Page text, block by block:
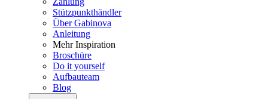
Stützpunkthändler
Über Gabinova
Anleitung
Mehr Inspiration
Broschüre
Do it yourself
Aufbauteam
Blog